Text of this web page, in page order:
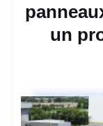
un